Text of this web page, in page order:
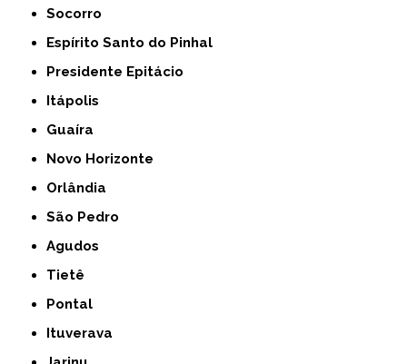
Socorro
Espírito Santo do Pinhal
Presidente Epitácio
Itápolis
Guaíra
Novo Horizonte
Orlândia
São Pedro
Agudos
Tietê
Pontal
Ituverava